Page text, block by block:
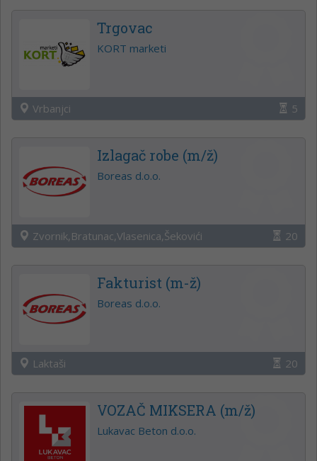
Trgovac
KORT marketi
Vrbanjci 5
Izlagač robe (m/ž)
Boreas d.o.o.
Zvornik,Bratunac,Vlasenica,Šekovići 20
Fakturist (m-ž)
Boreas d.o.o.
Laktaši 20
VOZAČ MIKSERA (m/ž)
Lukavac Beton d.o.o.